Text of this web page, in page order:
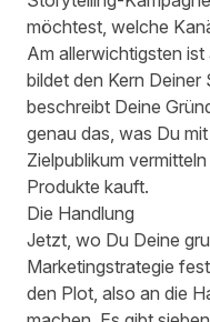
möchtest, welche
Am allerwichtigsten ist
bildet den Kern
beschreibt Deine
genau das, was Du
Zielpublikum
Produkte kauft.
Die Handlung
Jetzt, wo Du Deine
Marketingstrategie
den Plot, also an die